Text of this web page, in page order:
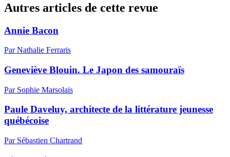
Autres articles de cette revue
Annie Bacon
Par Nathalie Ferraris
Geneviève Blouin. Le Japon des samouraïs
Par Sophie Marsolais
Paule Daveluy, architecte de la littérature jeunesse
québécoise
Par Sébastien Chartrand